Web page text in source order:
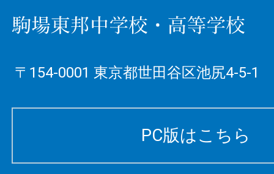
〒154-0001 東京都世田谷区池尻4-5-1
PC版はこちら